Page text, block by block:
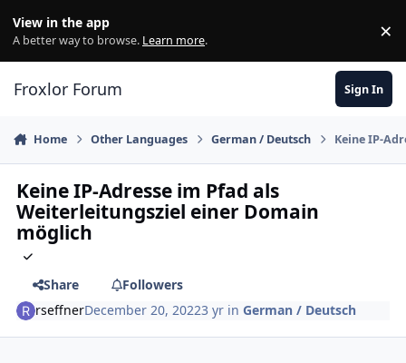
View in the app
A better way to browse. Learn more. ×
Froxlor Forum Sign In
Home Other Languages German / Deutsch Keine IP-
Keine IP-Adresse im Pfad als
Weiterleitungsziel einer Domain
möglich
Share
Followers
rseffnerDecember 20, 20223 yr inGerman / Deutsch